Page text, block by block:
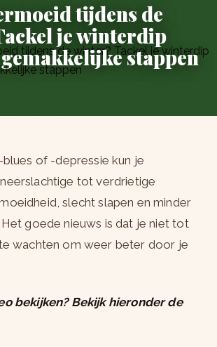
tijdens de
je winterdip
stappen
of -depressie kun je
tot verdrietige
slecht slapen en minder
goede nieuws is dat je niet tot
wachten om weer beter door je
bekijken? Bekijk hieronder de